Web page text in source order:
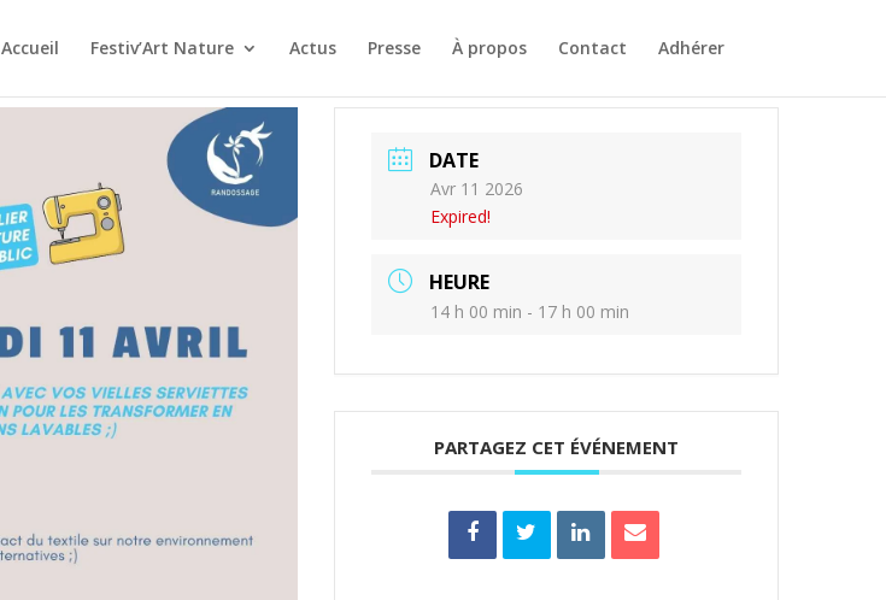
Accueil Festiv’Art Nature Actus Presse À propos Contact Adhérer
DATE
Avr 11 2026
Expired!
HEURE
14 h 00 min - 17 h 00 min
PARTAGEZ CET ÉVÉNEMENT